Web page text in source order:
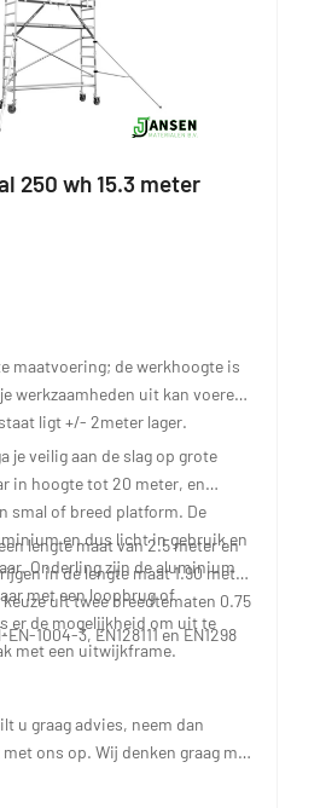
250 wh 15.3 meter
maatvoering; de werkhoogte is
werkzaamheden uit kan voeren,
ligt +/- 2meter lager.
je veilig aan de slag op grote
in hoogte tot 20 meter, en
smal of breed platform. De
en dus licht in gebruik en
Onderling zijn de aluminium
met een loopbrug of
er de mogelijkheid om uit te
met een uitwijkframe.
lengte maat van 2.5 meter en
in de lengte maat 1.90 meter
uit twee breedtematen 0.75
1004-3, EN128111 en EN1298
u graag advies, neem dan
ons op. Wij denken graag met